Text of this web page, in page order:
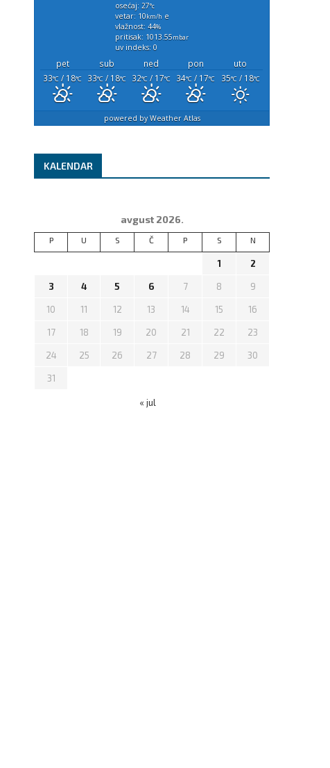
osećaj: 27°c
vetar: 10km/h e
vlažnost: 44%
pritisak: 1013.55mbar
uv indeks: 0
pet sub ned pon
uto
33°C / 18°C 33°C / 18°C 32°C / 17°C 34°C / 17°C 35°C/ 18°C
powered byWeather Atlas
KALENDAR
avgust 2026.
P U S Č P S N
1 2
3 4 5 6 7 8 9
10 11 12 13 14 15 16
17 18 19 20 21 22 23
24 25 26 27 28 29 30
31
« jul